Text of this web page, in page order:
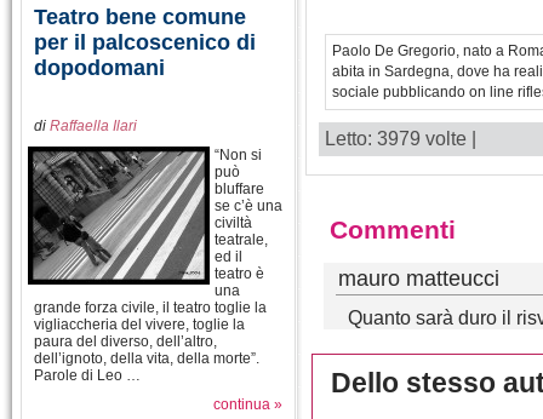
Teatro bene comune
per il palcoscenico di
dopodomani
di Raffaella Ilari
“Non si
può
bluffare
se c’è una
civiltà
teatrale,
ed il
teatro è
una
grande forza civile, il teatro toglie la
vigliaccheria del vivere, toglie la
paura del diverso, dell’altro,
dell’ignoto, della vita, della morte”.
Parole di Leo …
continua »
Paolo De Gregorio, nato a
abita in Sardegna, dove ha
sociale pubblicando on line
Letto: 3979 volte |
Commenti
mauro matteucci
Quanto sarà duro il
Dello stesso